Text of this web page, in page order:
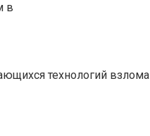
в
технологий взлома